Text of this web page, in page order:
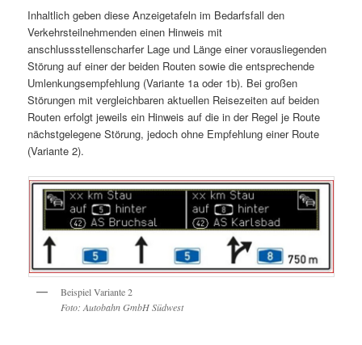
Inhaltlich geben diese Anzeigetafeln im Bedarfsfall den
Verkehrsteilnehmenden einen Hinweis mit
anschlussstellenscharfer Lage und Länge einer vorausliegenden
Störung auf einer der beiden Routen sowie die entsprechende
Umlenkungsempfehlung (Variante 1a oder 1b). Bei großen
Störungen mit vergleichbaren aktuellen Reisezeiten auf beiden
Routen erfolgt jeweils ein Hinweis auf die in der Regel je Route
nächstgelegene Störung, jedoch ohne Empfehlung einer Route
(Variante 2).
Beispiel Variante 2
Foto: Autobahn GmbH Südwest